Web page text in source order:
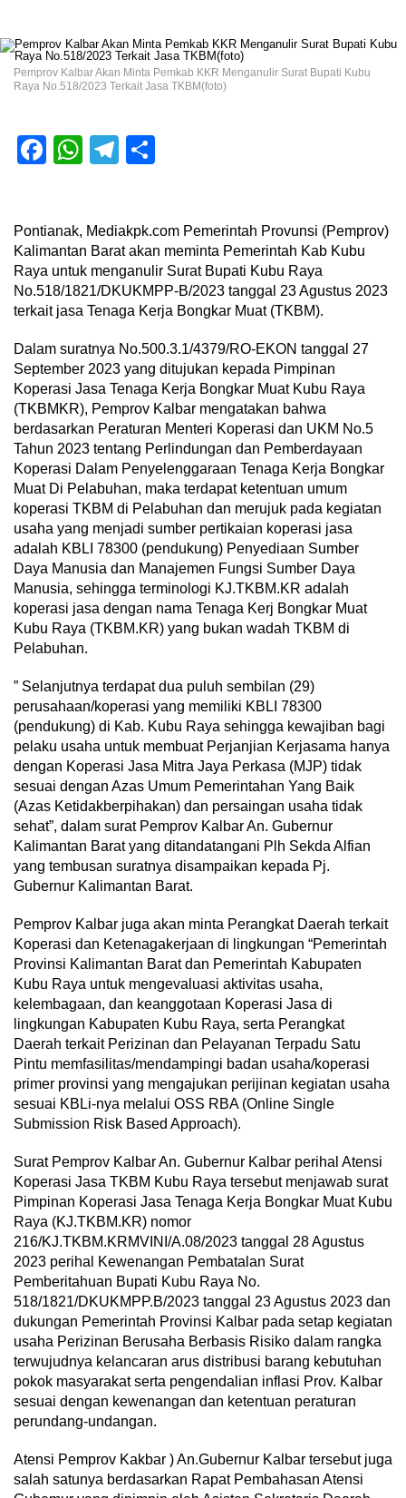
Pemprov Kalbar Akan Minta Pemkab KKR Menganulir Surat Bupati Kubu
Raya No.518/2023 Terkait Jasa TKBM(foto)
Facebook
WhatsApp
Telegram
Pontianak, Mediakpk.com Pemerintah Provunsi (Pemprov)
Kalimantan Barat akan meminta Pemerintah Kab Kubu
Raya untuk menganulir Surat Bupati Kubu Raya
No.518/1821/DKUKMPP-B/2023 tanggal 23 Agustus 2023
terkait jasa Tenaga Kerja Bongkar Muat (TKBM).
Dalam suratnya No.500.3.1/4379/RO-EKON tanggal 27
September 2023 yang ditujukan kepada Pimpinan
Koperasi Jasa Tenaga Kerja Bongkar Muat Kubu Raya
(TKBMKR), Pemprov Kalbar mengatakan bahwa
berdasarkan Peraturan Menteri Koperasi dan UKM No.5
Tahun 2023 tentang Perlindungan dan Pemberdayaan
Koperasi Dalam Penyelenggaraan Tenaga Kerja Bongkar
Muat Di Pelabuhan, maka terdapat ketentuan umum
koperasi TKBM di Pelabuhan dan merujuk pada kegiatan
usaha yang menjadi sumber pertikaian koperasi jasa
adalah KBLI 78300 (pendukung) Penyediaan Sumber
Daya Manusia dan Manajemen Fungsi Sumber Daya
Manusia, sehingga terminologi KJ.TKBM.KR adalah
koperasi jasa dengan nama Tenaga Kerj Bongkar Muat
Kubu Raya (TKBM.KR) yang bukan wadah TKBM di
Pelabuhan.
” Selanjutnya terdapat dua puluh sembilan (29)
perusahaan/koperasi yang memiliki KBLI 78300
(pendukung) di Kab. Kubu Raya sehingga kewajiban bagi
pelaku usaha untuk membuat Perjanjian Kerjasama hanya
dengan Koperasi Jasa Mitra Jaya Perkasa (MJP) tidak
sesuai dengan Azas Umum Pemerintahan Yang Baik
(Azas Ketidakberpihakan) dan persaingan usaha tidak
sehat”, dalam surat Pemprov Kalbar An. Gubernur
Kalimantan Barat yang ditandatangani Plh Sekda Alfian
yang tembusan suratnya disampaikan kepada Pj.
Gubernur Kalimantan Barat.
Pemprov Kalbar juga akan minta Perangkat Daerah terkait
Koperasi dan Ketenagakerjaan di lingkungan “Pemerintah
Provinsi Kalimantan Barat dan Pemerintah Kabupaten
Kubu Raya untuk mengevaluasi aktivitas usaha,
kelembagaan, dan keanggotaan Koperasi Jasa di
lingkungan Kabupaten Kubu Raya, serta Perangkat
Daerah terkait Perizinan dan Pelayanan Terpadu Satu
Pintu memfasilitas/mendampingi badan usaha/koperasi
primer provinsi yang mengajukan perijinan kegiatan usaha
sesuai KBLi-nya melalui OSS RBA (Online Single
Submission Risk Based Approach).
Surat Pemprov Kalbar An. Gubernur Kalbar perihal Atensi
Koperasi Jasa TKBM Kubu Raya tersebut menjawab surat
Pimpinan Koperasi Jasa Tenaga Kerja Bongkar Muat Kubu
Raya (KJ.TKBM.KR) nomor
216/KJ.TKBM.KRMVINI/A.08/2023 tanggal 28 Agustus
2023 perihal Kewenangan Pembatalan Surat
Pemberitahuan Bupati Kubu Raya No.
518/1821/DKUKMPP.B/2023 tanggal 23 Agustus 2023 dan
dukungan Pemerintah Provinsi Kalbar pada setap kegiatan
usaha Perizinan Berusaha Berbasis Risiko dalam rangka
terwujudnya kelancaran arus distribusi barang kebutuhan
pokok masyarakat serta pengendalian inflasi Prov. Kalbar
sesuai dengan kewenangan dan ketentuan peraturan
perundang-undangan.
Atensi Pemprov Kakbar ) An.Gubernur Kalbar tersebut juga
salah satunya berdasarkan Rapat Pembahasan Atensi